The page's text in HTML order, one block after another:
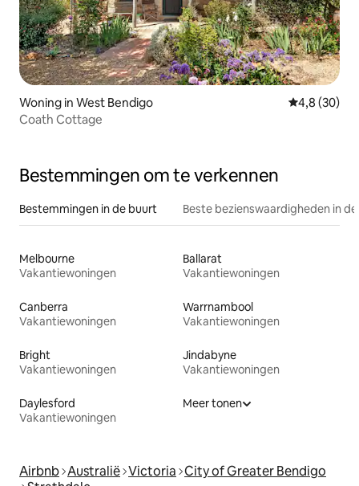
Woning in West Bendigo Gemiddelde
4,8 (30)
Coath Cottage
Bestemmingen om te verkennen
Bestemmingen in de buurt Beste bezienswaardigheden in
Melbourne
Vakantiewoningen
Ballarat
Vakantiewoningen
Canberra
Vakantiewoningen
Warrnambool
Vakantiewoningen
Bright
Vakantiewoningen
Jindabyne
Vakantiewoningen
Daylesford
Vakantiewoningen
Meer tonen
Airbnb Australië Victoria City of Greater Bendigo